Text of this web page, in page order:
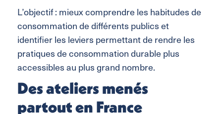
L’objectif : mieux comprendre les habitudes de
consommation de différents publics et
identifier les leviers permettant de rendre les
pratiques de consommation durable plus
accessibles au plus grand nombre.
Des ateliers menés
partout en France